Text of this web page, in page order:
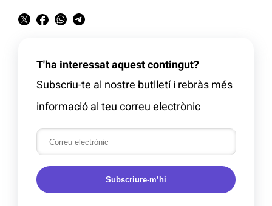
T'ha interessat aquest contingut?
Subscriu-te al nostre butlletí i rebràs més
informació al teu correu electrònic
Subscriure-m’hi